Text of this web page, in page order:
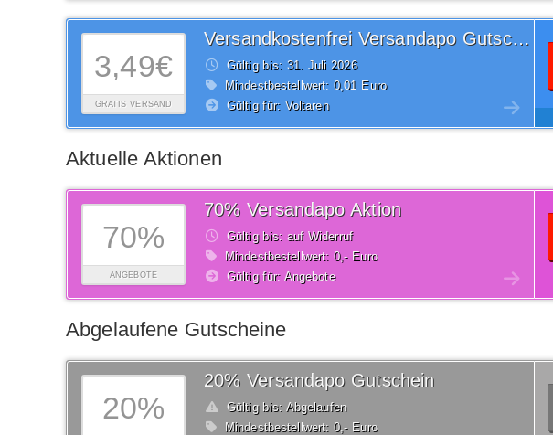
3,49€
GRATIS VERSAND
Versandkostenfrei Versandapo Gutschein
Gültig bis: 31. Juli 2026
Mindestbestellwert: 0,01 Euro
Gültig für: Voltaren
Aktuelle Aktionen
70%
ANGEBOTE
70% Versandapo Aktion
Gültig bis: auf Widerruf
Mindestbestellwert: 0,- Euro
Gültig für: Angebote
Abgelaufene Gutscheine
20%
20% Versandapo Gutschein
Gültig bis: Abgelaufen
Mindestbestellwert: 0,- Euro